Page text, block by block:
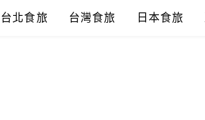
台北食旅 台灣食旅 日本食旅